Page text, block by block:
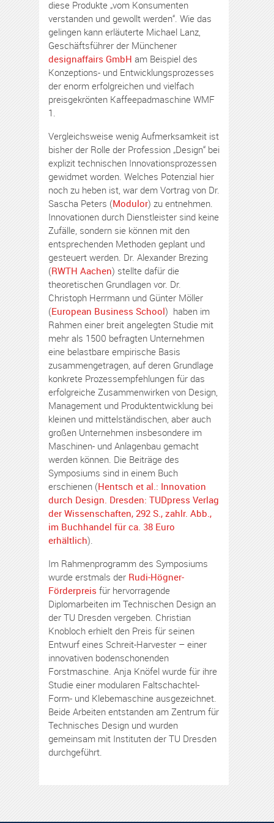
diese Produkte „vom Konsumenten
verstanden und gewollt werden“. Wie das
gelingen kann erläuterte Michael Lanz,
Geschäftsführer der Münchener
designaffairs GmbH am Beispiel des
Konzeptions- und Entwicklungsprozesses
der enorm erfolgreichen und vielfach
preisgekrönten Kaffeepadmaschine WMF
1.
Vergleichsweise wenig Aufmerksamkeit ist
bisher der Rolle der Profession „Design“ bei
explizit technischen Innovationsprozessen
gewidmet worden. Welches Potenzial hier
noch zu heben ist, war dem Vortrag von Dr.
Sascha Peters (Modulor) zu entnehmen.
Innovationen durch Dienstleister sind keine
Zufälle, sondern sie können mit den
entsprechenden Methoden geplant und
gesteuert werden. Dr. Alexander Brezing
(RWTH Aachen) stellte dafür die
theoretischen Grundlagen vor. Dr.
Christoph Herrmann und Günter Möller
(European Business School) haben im
Rahmen einer breit angelegten Studie mit
mehr als 1500 befragten Unternehmen
eine belastbare empirische Basis
zusammengetragen, auf deren Grundlage
konkrete Prozessempfehlungen für das
erfolgreiche Zusammenwirken von Design,
Management und Produktentwicklung bei
kleinen und mittelständischen, aber auch
großen Unternehmen insbesondere im
Maschinen- und Anlagenbau gemacht
werden können. Die Beiträge des
Symposiums sind in einem Buch
erschienen (Hentsch et al.: Innovation
durch Design. Dresden: TUDpress Verlag
der Wissenschaften, 292 S., zahlr. Abb.,
im Buchhandel für ca. 38 Euro
erhältlich).
Im Rahmenprogramm des Symposiums
wurde erstmals der Rudi-Högner-
Förderpreis für hervorragende
Diplomarbeiten im Technischen Design an
der TU Dresden vergeben. Christian
Knobloch erhielt den Preis für seinen
Entwurf eines Schreit-Harvester – einer
innovativen bodenschonenden
Forstmaschine. Anja Knöfel wurde für ihre
Studie einer modularen Faltschachtel-
Form- und Klebemaschine ausgezeichnet.
Beide Arbeiten entstanden am Zentrum für
Technisches Design und wurden
gemeinsam mit Instituten der TU Dresden
durchgeführt.